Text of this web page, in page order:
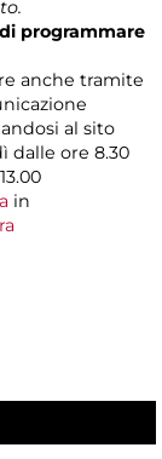
programmare
anche tramite
al sito
dalle ore 8.30
in